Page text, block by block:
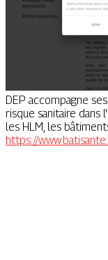
DEP accompagne
risque sanitaire dans
les HLM, les
https://